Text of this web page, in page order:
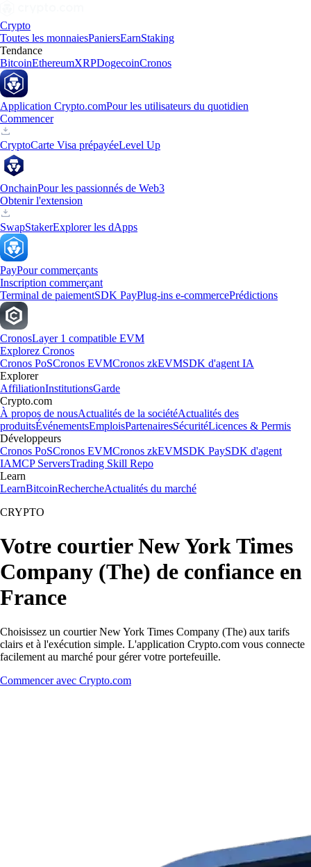
Crypto
Toutes les monnaiesPaniersEarnStaking
Tendance
BitcoinEthereumXRPDogecoinCronos
Application Crypto.comPour les utilisateurs du quotidien
Commencer
CryptoCarte Visa prépayéeLevel Up
OnchainPour les passionnés de Web3
Obtenir l'extension
SwapStakerExplorer les dApps
PayPour commerçants
Inscription commerçant
Terminal de paiementSDK PayPlug-ins e-commercePrédictions
CronosLayer 1 compatible EVM
Explorez Cronos
Cronos PoSCronos EVMCronos zkEVMSDK d'agent IA
Explorer
AffiliationInstitutionsGarde
Crypto.com
À propos de nousActualités de la sociétéActualités des
produitsÉvénementsEmploisPartenairesSécuritéLicences & Permis
Développeurs
Cronos PoSCronos EVMCronos zkEVMSDK PaySDK d'agent
IAMCP ServersTrading Skill Repo
Learn
LearnBitcoinRechercheActualités du marché
CRYPTO
Votre courtier New York Times
Company (The) de confiance en
France
Choisissez un courtier New York Times Company (The) aux tarifs
clairs et à l'exécution simple. L'application Crypto.com vous connecte
facilement au marché pour gérer votre portefeuille.
Commencer avec Crypto.com